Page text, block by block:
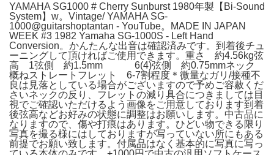
YAMAHA SG1000 # Cherry Sunburst 1980年製【Bi-Sound
System】w。Vintage/ YAMAHA SG-
1000@guitarshoptantan - YouTube。MADE IN JAPAN
WEEK #3 1982 Yamaha SG-1000S - Left Hand
Conversion。かんたんな出音は確認済みです。到着後チュ
ーニングして頂ければご使用できます。重さ 約4.56kg弦
高 1弦側 約1.5mm 6(4)弦側 約0.75mmネック
概ねストレートフレット 6-7割程度＊微量なガリ/接種不
良は見落としている場合がございますので予めご容赦くだ
さいネックの反り、フレットの減り具合につきましては目
視でご確認いただけるよう画像をご用意しております到着
後弦高などお好みの状態に調整はお願いします。中古品に
なりますので、傷や打痕はあります。ひどい物できる限り
写真を撮る様にはしておりますが写っていない所にもある
前提でお願い致します。付属品はなく基本的に写真に写っ